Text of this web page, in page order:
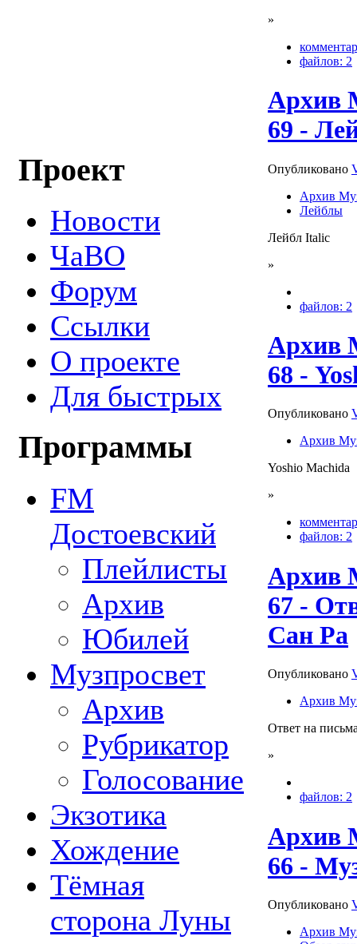
Проект
Новости
ЧаВО
Форум
Ссылки
О проекте
Для быстрых
Программы
FM
Достоевский
Плейлисты
Архив
Юбилей
Музпросвет
Архив
Рубрикатор
Голосование
Экзотика
Хождение
Тёмная
сторона Луны
»
файлов: 2
Архив
69 -
Опубликовано
Архив
Лейблы
Лейбл Italic
»
файлов: 2
Архив
68 -
Опубликовано
Архив
Yoshio Machida
»
файлов: 2
Архив
67 -
Сан Ра
Опубликовано
Архив
Ответ на
»
файлов: 2
Архив
66 -
Опубликовано
Архив